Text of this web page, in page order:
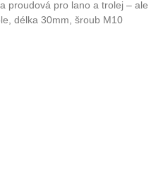
proudová pro lano a trolej – ale
délka 30mm, šroub M10